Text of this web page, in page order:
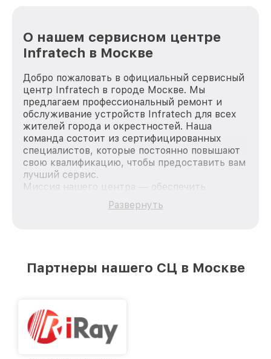
О нашем сервисном центре
Infratech в Москве
Добро пожаловать в официальный сервисный
центр Infratech в городе Москве. Мы
предлагаем профессиональный ремонт и
обслуживание устройств Infratech для всех
жителей города и окрестностей. Наша
команда состоит из сертифицированных
специалистов, которые постоянно повышают
свою квалификацию, чтобы предоставить вам
лучший сервис.
Миссия нашего центра — обеспечить
качественный и доступный ремонт для
каждого пользователя продукции Infratech,
лучшим сервисным центром Infratech в
Развернуть
Партнеры нашего СЦ в Москве